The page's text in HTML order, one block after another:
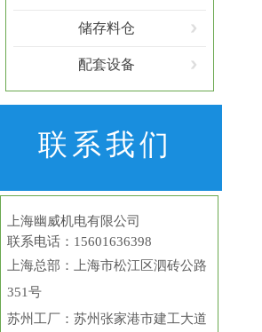
储存料仓
配套设备
联系我们
上海幽威机电有限公司
联系电话：15601636398
上海总部 ：上海市松江区泗砖公路
351号
苏州工厂：苏州张家港市建工大道